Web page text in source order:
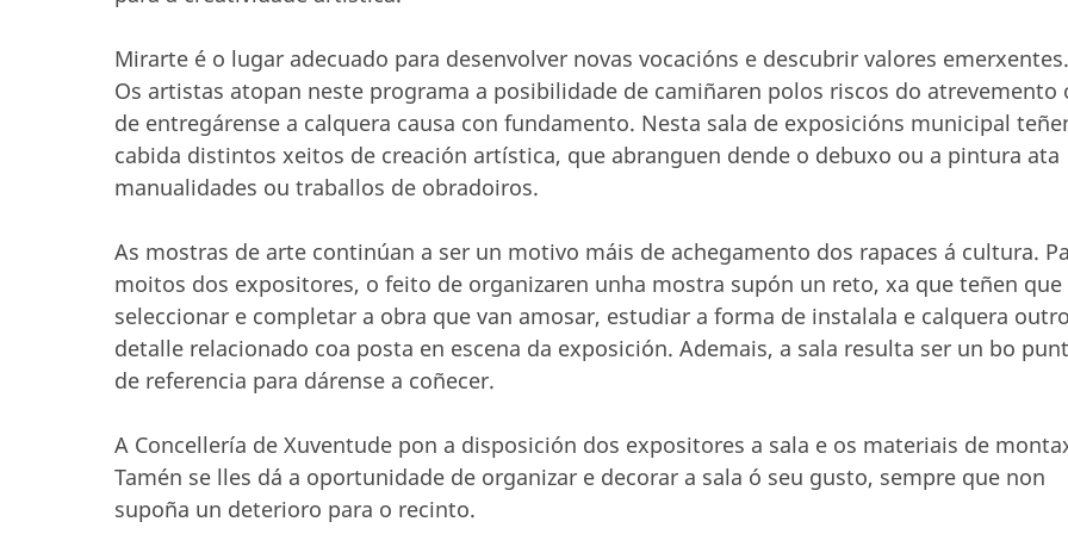
Mirarte é o lugar adecuado para desenvolver novas vocacións e descubrir valores emerxentes.
Os artistas atopan neste programa a posibilidade de camiñaren polos riscos do atrevemento
de entregárense a calquera causa con fundamento. Nesta sala de exposicións municipal
cabida distintos xeitos de creación artística, que abranguen dende o debuxo ou a pintura ata
manualidades ou traballos de obradoiros.
As mostras de arte continúan a ser un motivo máis de achegamento dos rapaces á cultura.
moitos dos expositores, o feito de organizaren unha mostra supón un reto, xa que teñen que
seleccionar e completar a obra que van amosar, estudiar a forma de instalala e calquera outro
detalle relacionado coa posta en escena da exposición. Ademais, a sala resulta ser un bo
de referencia para dárense a coñecer.
A Concellería de Xuventude pon a disposición dos expositores a sala e os materiais de
Tamén se lles dá a oportunidade de organizar e decorar a sala ó seu gusto, sempre que non
supoña un deterioro para o recinto.